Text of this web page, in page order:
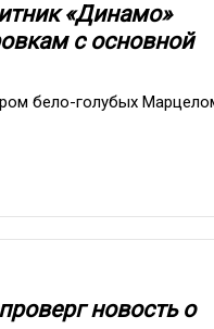
«Динамо»
с основной
бело-голубых
новость о